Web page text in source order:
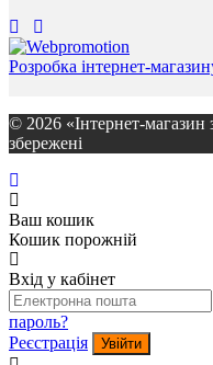
Розробка інтернет-
© 2026 «Інтернет-магазин
збережені
Ваш кошик
Кошик порожній
Вхід у кабінет
пароль?
Реєстрація
Увійти